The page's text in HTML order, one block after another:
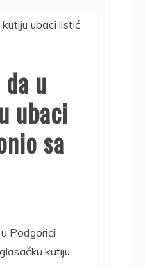
u
ubaci
sa
Podgorici
kutiju